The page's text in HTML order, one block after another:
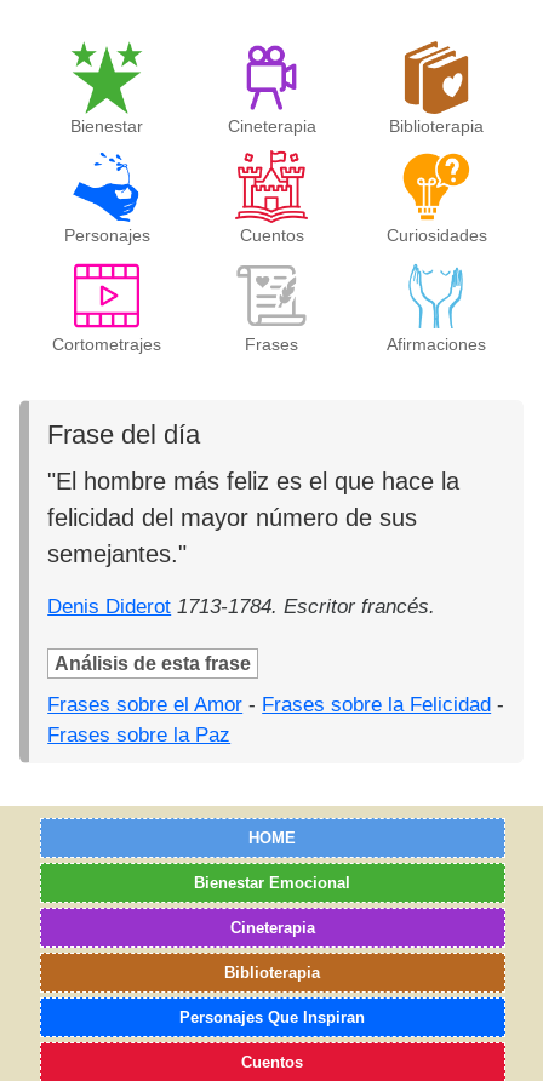
Bienestar Cineterapia Biblioterapia
Personajes Cuentos Curiosidades
Cortometrajes Frases Afirmaciones
Frase del día
"El hombre más feliz es el que hace la
felicidad del mayor número de sus
semejantes."
Denis Diderot 1713-1784. Escritor francés.
Análisis de esta frase
Frases sobre el Amor - Frases sobre la Felicidad -
Frases sobre la Paz
HOME
Bienestar Emocional
Cineterapia
Biblioterapia
Personajes Que Inspiran
Cuentos